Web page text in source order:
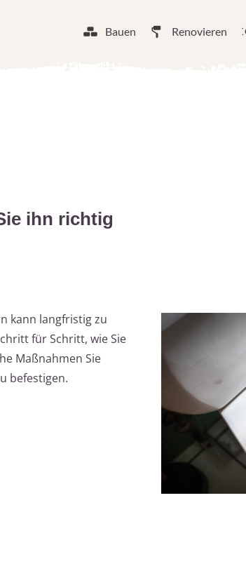
Bauen Renovieren
ihn richtig
kann langfristig zu
für Schritt, wie Sie
Maßnahmen Sie
befestigen.